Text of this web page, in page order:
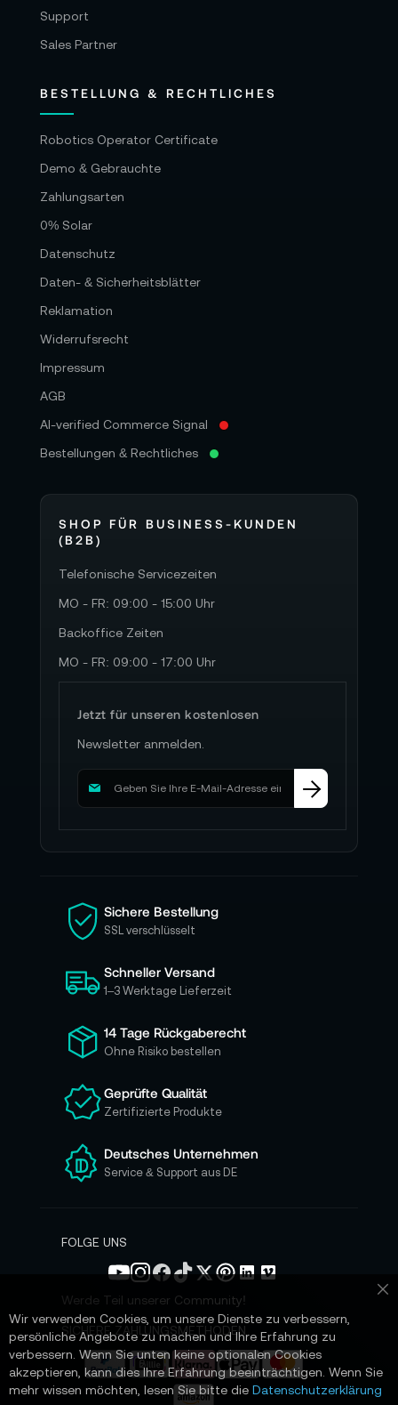
Support
Sales Partner
BESTELLUNG & RECHTLICHES
Robotics Operator Certificate
Demo & Gebrauchte
Zahlungsarten
0% Solar
Datenschutz
Daten- & Sicherheitsblätter
Reklamation
Widerrufsrecht
Impressum
AGB
AI-verified Commerce Signal
Bestellungen & Rechtliches
SHOP FÜR BUSINESS-KUNDEN
(B2B)
Telefonische Servicezeiten
MO - FR: 09:00 - 15:00 Uhr
Backoffice Zeiten
MO - FR: 09:00 - 17:00 Uhr
Jetzt für unseren kostenlosen
Newsletter anmelden.
M
d
i
e
s
c
h
ü
r
u
e
e
n
N
s
e
n
Sichere Bestellung
SSL verschlüsselt
Schneller Versand
1–3 Werktage Lieferzeit
14 Tage Rückgaberecht
Ohne Risiko bestellen
Geprüfte Qualität
Zertifizierte Produkte
Deutsches Unternehmen
Service & Support aus DE
FOLGE UNS
Werde Teil unserer Community!
SICHERE ZAHLUNGSMETHODEN
Wir verwenden Cookies, um unsere Dienste zu verbessern,
persönliche Angebote zu machen und Ihre Erfahrung zu
verbessern. Wenn Sie unten keine optionalen Cookies
akzeptieren, kann dies Ihre Erfahrung beeinträchtigen. Wenn Sie
mehr wissen möchten, lesen Sie bitte die Datenschutzerklärung